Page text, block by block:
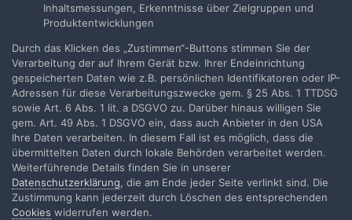
Filmvorführer.de via Google durchsuchen:
Sprache
Impressum / Datenschutzerklärung
Nutzungsbedingungen
Realisierung: IN-Solution
Powered by Invision Community
Inhaltsmessungen, Erkenntnisse über Zielgruppen und
Produktentwicklungen
Durch das Klicken des „Zustimmen“-Buttons stimmen Sie der
Verarbeitung der auf Ihrem Gerät bzw. Ihrer Endeinrichtung
gespeicherten Daten wie z.B. persönlichen Identifikatoren oder IP-
Adressen für diese Verarbeitungszwecke gem. § 25 Abs. 1 TTDSG
sowie Art. 6 Abs. 1 lit. a DSGVO zu. Darüber hinaus willigen Sie
gem. Art. 49 Abs. 1 DSGVO ein, dass auch Anbieter in den USA
Ihre Daten verarbeiten. In diesem Fall ist es möglich, dass die
übermittelten Daten durch lokale Behörden verarbeitet werden.
Weiterführende Details finden Sie in unserer
Datenschutzerklärung, die am Ende jeder Seite verlinkt sind. Die
Zustimmung kann jederzeit durch Löschen des entsprechenden
Cookies widerrufen werden.